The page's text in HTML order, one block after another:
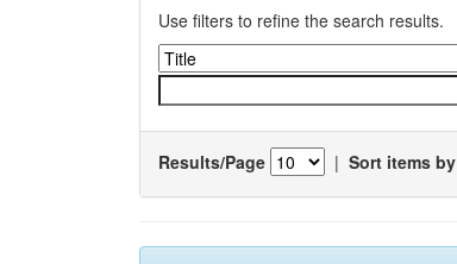
Use filters to refine the search results.
Results/Page | Sort items by